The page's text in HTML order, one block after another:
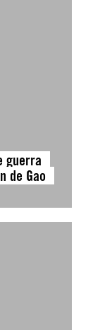
guerra
de Gao